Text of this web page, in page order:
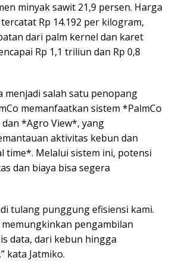
minyak sawit 21,9 persen. Harga
Rp 14.192 per kilogram,
dari palm kernel dan karet
Rp 1,1 triliun dan Rp 0,8
menjadi salah satu penopang
memanfaatkan sistem *PalmCo
*Agro View*, yang
aktivitas kebun dan
time*. Melalui sistem ini, potensi
dan biaya bisa segera
tulang punggung efisiensi kami.
pengambilan
data, dari kebun hingga
kata Jatmiko.